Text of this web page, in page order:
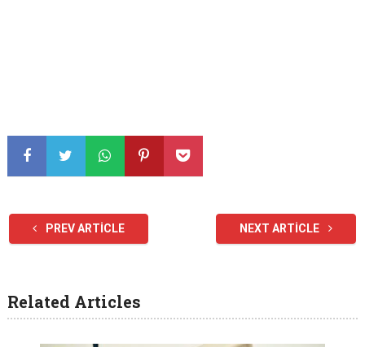
PREV ARTICLE NEXT ARTICLE
Related Articles